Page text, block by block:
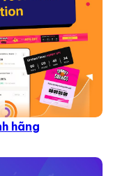
hãng